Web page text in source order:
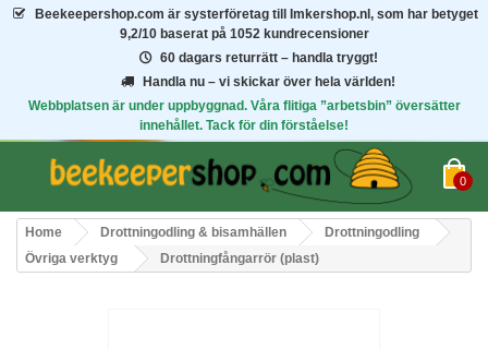
Beekeepershop.com är systerföretag till Imkershop.nl, som har betyget
9,2/10 baserat på 1052 kundrecensioner
60 dagars returrätt – handla tryggt!
Handla nu – vi skickar över hela världen!
Webbplatsen är under uppbyggnad. Våra flitiga ”arbetsbin” översätter
innehållet. Tack för din förståelse!
0
Home Drottningodling & bisamhällen
Drottningodling
Övriga verktyg
Drottningfångarrör (plast)